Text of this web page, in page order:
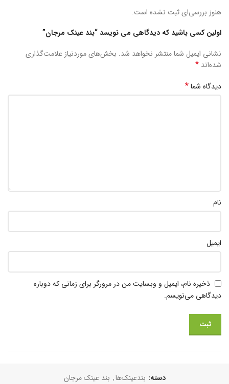
هنوز بررسی‌ای ثبت نشده است.
اولین کسی باشید که دیدگاهی می نویسد “بند عینک مرجان”
نشانی ایمیل شما منتشر نخواهد شد. بخش‌های موردنیاز علامت‌گذاری
شده‌اند *
دیدگاه شما*
نام
ایمیل
ذخیره نام، ایمیل و وبسایت من در مرورگر برای زمانی که دوباره
دیدگاهی می‌نویسم.
دسته: بندعینک‌ها, بند عینک مرجان